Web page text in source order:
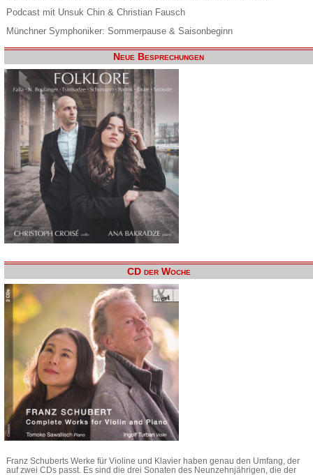
Podcast mit Unsuk Chin & Christian Fausch
Münchner Symphoniker: Sommerpause & Saisonbeginn
Neue Besprechungen
CD der Woche
Franz Schuberts Werke für Violine und Klavier haben genau den Umfang, der
auf zwei CDs passt. Es sind die drei Sonaten des Neunzehnjährigen, die der